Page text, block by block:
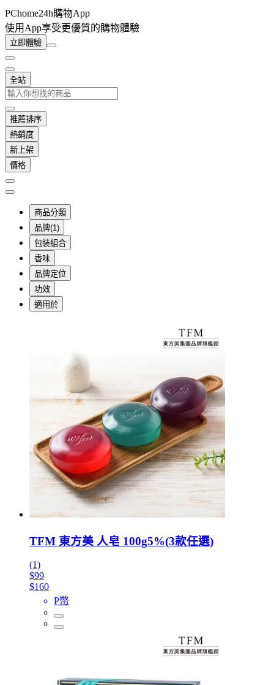
PChome24h購物App
使用App享受更優質的購物體驗
立即體驗
全站
推薦排序
熱銷度
新上架
價格
商品分類
品牌(1)
包裝組合
香味
品牌定位
功效
適用於
TFM 東方美 人皂 100g5%(3款任選)
(1)
$99
$160
P幣